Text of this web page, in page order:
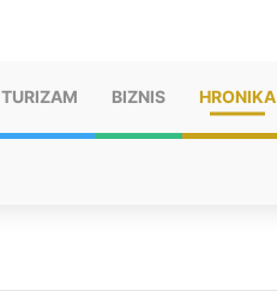
TURIZAM BIZNIS HRONIKA